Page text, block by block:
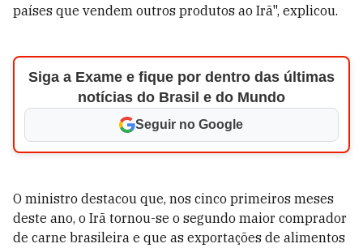
países que vendem outros produtos ao Irã", explicou.
Siga a Exame e fique por dentro das últimas
notícias do Brasil e do Mundo
Seguir no Google
O ministro destacou que, nos cinco primeiros meses
deste ano, o Irã tornou-se o segundo maior comprador
de carne brasileira e que as exportações de alimentos